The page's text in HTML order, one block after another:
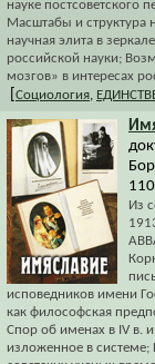
науке постсоветского
Масштабы и структура
научная элита в
российской науки;
мозгов» в интересах
Социология,
Из
исповедников имени
как философская
Спор об именах в IV в.
изложенное в